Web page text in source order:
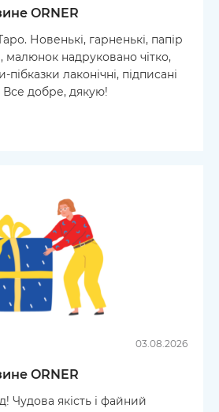
ORNER
Новенькі, гарненькі, папір
малюнок надруковано чітко,
пібказки лаконічні, підписані
Все добре, дякую!
03.08.2026
ORNER
Чудова якість і файний